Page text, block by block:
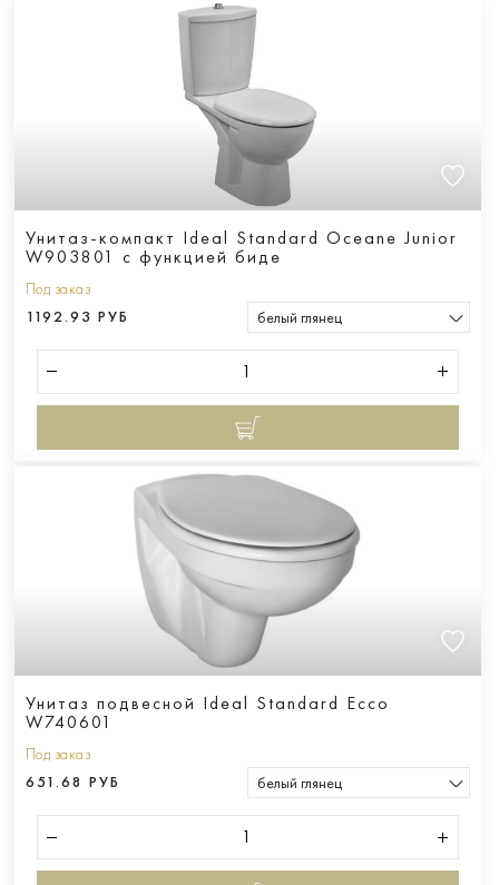
Унитаз-компакт Ideal Standard Oceane Junior
W903801 с функцией биде
Под заказ
1192.93 РУБ
белый глянец
Унитаз подвесной Ideal Standard Ecco
W740601
Под заказ
651.68 РУБ
белый глянец